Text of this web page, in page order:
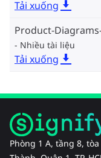
Tải xuống
Product-
Nhiều tài liệu
Tải xuống
Phòng 1 A, tầng 8,